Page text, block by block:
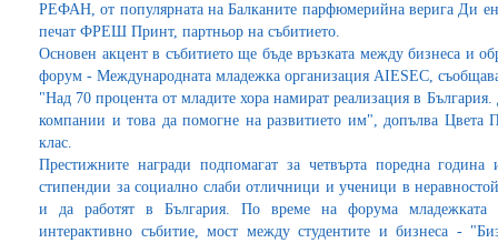
РЕФАН, от популярната на Балканите парфюмерийна верига Ди
печат ФРЕШ Принт, партньор на събитието.
Основен акцент в събитието ще бъде връзката мeжду бизнеса и
форум - Международната младежка организация AIESEC,
"Над 70 процента от младите хора намират реализация в
компании и това да помогне на развитието им", допълва Цвета
клас.
Престижните награди подпомагат за четвърта поредна
стипендии за социално слаби отличници и ученици в
и да работят в България. По време на форума младежката
интерактивно събитие, мост между студентите и бизнеса -